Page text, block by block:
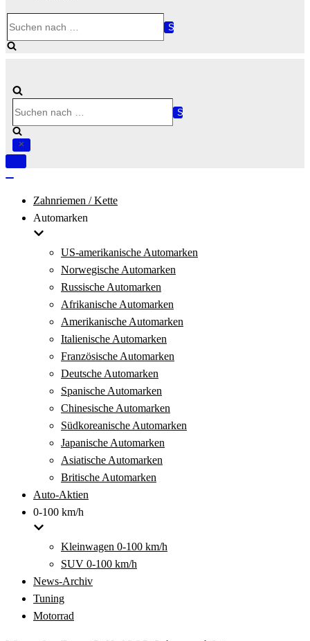
nach …
nach …
Navigation
Zahnriemen / Kette
Automarken
US-amerikanische Automarken
Norwegische Automarken
Russische Automarken
Afrikanische Automarken
Amerikanische Automarken
Italienische Automarken
Französische Automarken
Deutsche Automarken
Spanische Automarken
Chinesische Automarken
Südkoreanische Automarken
Japanische Automarken
Asiatische Automarken
Britische Automarken
Auto-Aktien
0-100 km/h
Kleinwagen 0-100 km/h
SUV 0-100 km/h
News-Archiv
Tuning
Motorrad